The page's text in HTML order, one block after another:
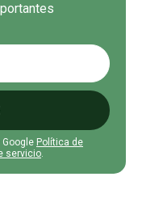
Google Política de
servicio.